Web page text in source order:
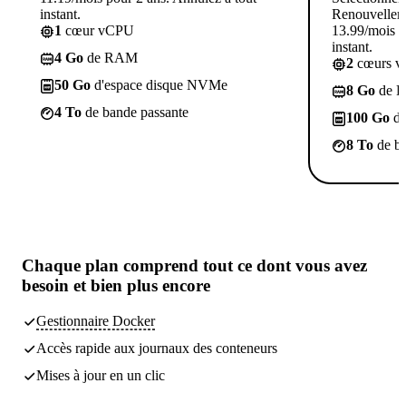
instant.
1 cœur vCPU
4 Go de RAM
50 Go d'espace disque NVMe
4 To de bande passante
13.99/mois
instant.
2 cœurs
8 Go de
100 Go
8 To de
Chaque plan comprend tout ce dont vous avez
besoin et bien plus encore
Gestionnaire Docker
Accès rapide aux journaux des conteneurs
Mises à jour en un clic